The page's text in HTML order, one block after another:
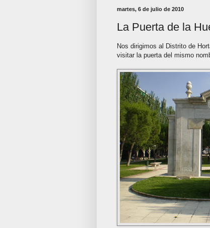
martes, 6 de julio de 2010
La Puerta de la
Nos dirigimos al Distrito de
visitar la puerta del mismo